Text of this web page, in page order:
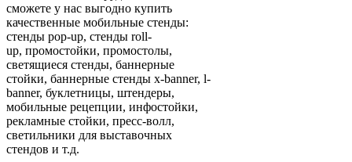
Позвоните, чтобы
узнать цену
Мобильный поп-ап
стенд 3х3 (б/у)
Позвоните, чтобы
сможете у нас выгодно купить
качественные мобильные стенды:
стенды pop-up, стенды roll-
up, промостойки, промостолы,
светящиеся стенды, баннерные
стойки, баннерные стенды x-banner, l-
banner, буклетницы, штендеры,
мобильные рецепции, инфостойки,
рекламные стойки, пресс-волл,
светильники для выставочных
стендов и т.д.